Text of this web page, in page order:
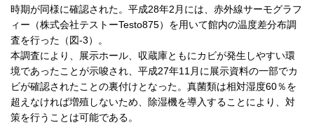
時期が同様に確認された。平成28年2月には、赤外線サーモグラフ
ィー（株式会社テストーTesto875）を用いて館内の温度差分布調
査を行った（図-3）。
本調査により、展示ホール、収蔵庫ともにカビが発生しやすい環
境であったことが示唆され、平成27年11月に展示資料の一部でカ
ビが確認されたことの裏付けとなった。真菌類は相対湿度60％を
超えなければ増殖しないため、除湿機を導入することにより、対
策を行うことは可能である。